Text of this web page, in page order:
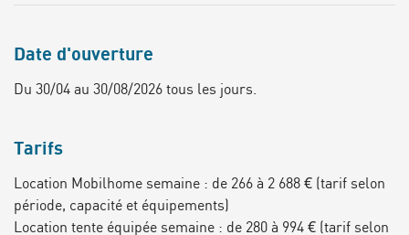
Date d'ouverture
Du 30/04 au 30/08/2026 tous les jours.
Tarifs
Location Mobilhome semaine : de 266 à 2 688 € (tarif selon
période, capacité et équipements)
Location tente équipée semaine : de 280 à 994 € (tarif selon